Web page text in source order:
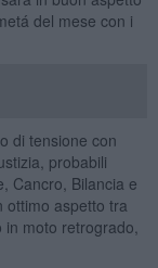
del mese con i
di tensione con
probabili
Cancro, Bilancia e
ottimo aspetto tra
moto retrogrado,